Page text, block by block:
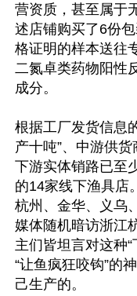
营资质，甚至属于
述店铺购买了6份
格证明的样本送往
二氮卓类药物阳性
成分。
根据工厂发货信息
产十吨”、中游供
下游实体销路已至
的14家线下渔具店
杭州、金华、义乌
媒体随机暗访浙江
主们皆坦言对这种
“让鱼疯狂咬钩”的
己生产的。